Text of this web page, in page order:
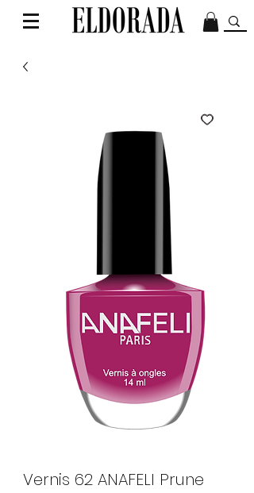
Vernis 62 ANAFELI Prune